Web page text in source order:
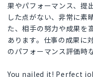
果やパフォーマンス、提
した点がない、非常に素
た、相手の努力や成果を
あります。仕事の成果に
のパフォーマンス評価時
You nailed it! Perfect